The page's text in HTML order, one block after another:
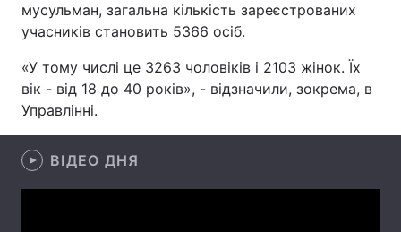
Економіка Світ
Спорт Наука
Техно і зв'язок
Зброя
мусульман, загальна кількість зареєстрованих
учасників становить 5366 осіб.
«У тому числі це 3263 чоловіків і 2103 жінок. Їх
вік - від 18 до 40 років», - відзначили, зокрема, в
Управлінні.
ВІДЕО ДНЯ